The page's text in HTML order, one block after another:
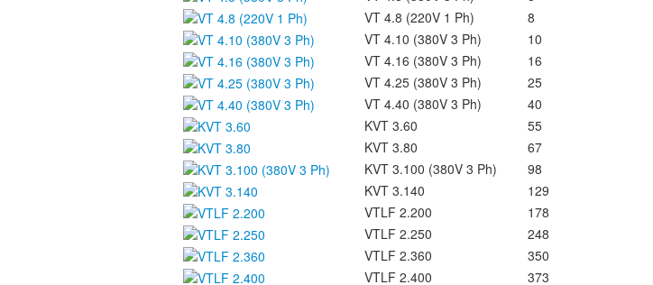
VT 4.8 (220V 1 Ph)
8
VT 4.10 (380V 3 Ph)
10
VT 4.16 (380V 3 Ph)
16
VT 4.25 (380V 3 Ph)
25
VT 4.40 (380V 3 Ph)
40
KVT 3.60
55
KVT 3.80
67
KVT 3.100 (380V 3 Ph)
98
KVT 3.140
129
VTLF 2.200
178
VTLF 2.250
248
VTLF 2.360
350
VTLF 2.400
373